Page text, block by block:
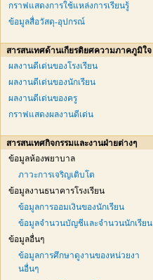
กราฟแสดงการใช้แหล่งการเรียนรู้
ข้อมูลสื่อวัสดุ-อุปกรณ์
สารสนเทศด้านเกียรติยศความภาคภูมิใจ
ผลงานดีเด่นของโรงเรียน
ผลงานดีเด่นของนักเรียน
ผลงานดีเด่นของครู
กราฟแสดงผลงานดีเด่น
สารสนเทศกิจกรรมและงานฝ่ายต่างๆ
ข้อมูลห้องพยาบาล
ภาวะการเจริญเติบโต
ข้อมูลงานธนาคารโรงเรียน
ข้อมูลการออมเงินของนักเรียน
ข้อมูลจำนวนบัญชีและจำนวนนักเรียน
ข้อมูลอื่นๆ
ข้อมูลการศึกษาดูงานของหน่วยงา
นอื่นๆ